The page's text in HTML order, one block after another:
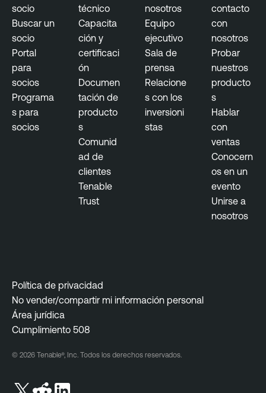
socio
Buscar un
socio
Portal
para
socios
Programa
s para
socios
técnico
Capacita
ción y
certificaci
ón
Documen
tación de
producto
s
Comunid
ad de
clientes
Tenable
Trust
nosotros
Equipo
ejecutivo
Sala de
prensa
Relacione
s con los
inversioni
stas
contacto
con
nosotros
Probar
nuestros
producto
s
Hablar
con
ventas
Conocern
os en un
evento
Unirse a
nosotros
Política de privacidad
No vender/compartir mi información personal
Área jurídica
Cumplimiento 508
© 2026 Tenable®, Inc. Todos los derechos reservados.